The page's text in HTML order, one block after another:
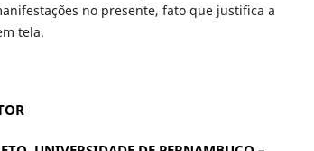
no presente, fato que justifica a
tela.